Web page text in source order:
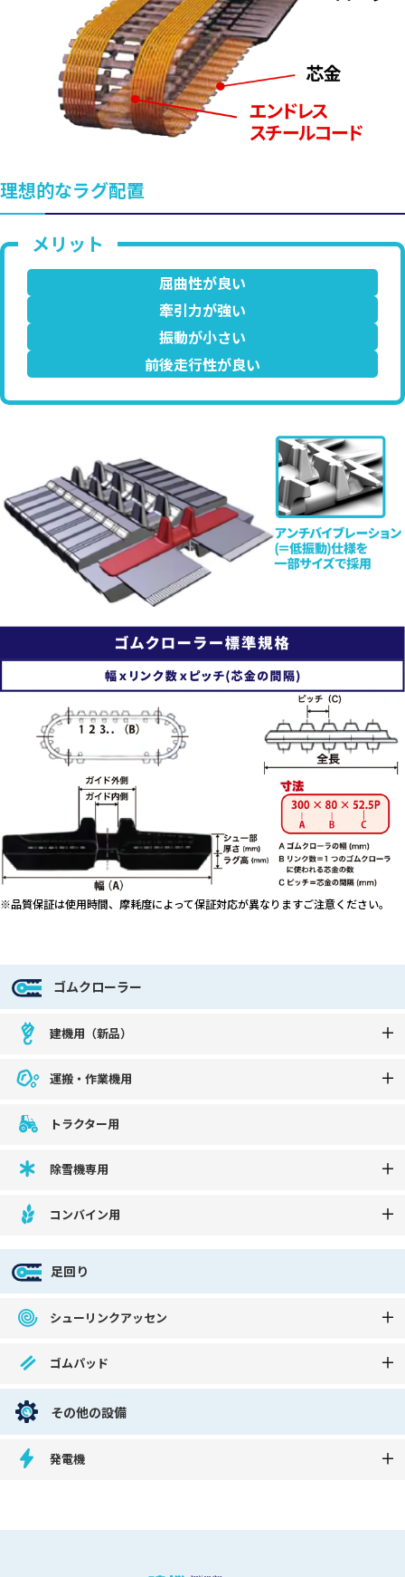
理想的なラグ配置
屈曲性が良い
牽引力が強い
振動が小さい
前後走行性が良い
※品質保証は使用時間、摩耗度によって保証対応が異なりますご注意ください。
ゴムクローラー
建機用（新品）
運搬・作業機用
トラクター用
除雪機専用
コンバイン用
足回り
シューリンクアッセン
ゴムパッド
その他の設備
発電機